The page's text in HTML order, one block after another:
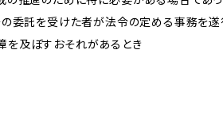
の委託を受けた者が法令の定める事務を
を及ぼすおそれがあるとき